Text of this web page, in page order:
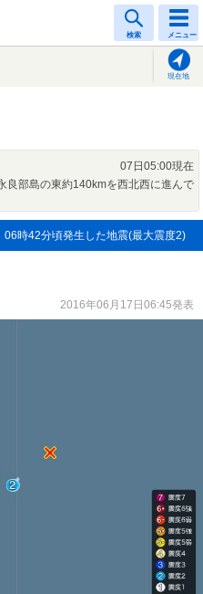
検索 メニュー
現在地
07日05:00現在
良部島の東約140kmを西北西に進んで
06時42分頃発生した地震(最大震度2)
2016年06月17日06:45発表